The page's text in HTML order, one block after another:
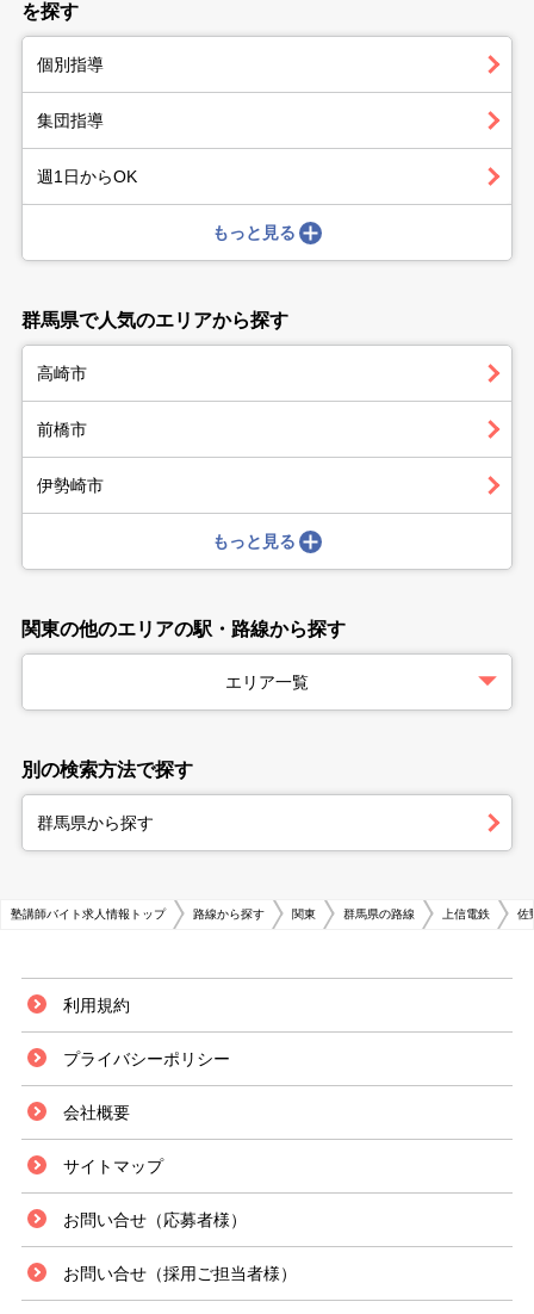
を探す
個別指導
集団指導
週1日からOK
もっと見る
群馬県で人気のエリアから探す
高崎市
前橋市
伊勢崎市
もっと見る
関東の他のエリアの駅・路線から探す
エリア一覧
別の検索方法で探す
群馬県から探す
塾講師バイト求人情報トップ 路線から探す 関東 群馬県の路線 上信電鉄 佐
利用規約
プライバシーポリシー
会社概要
サイトマップ
お問い合せ（応募者様）
お問い合せ（採用ご担当者様）